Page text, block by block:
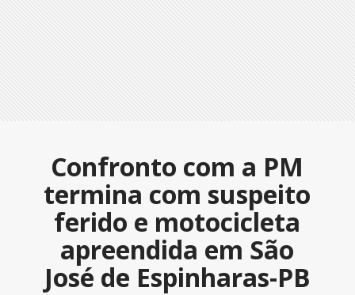
Confronto com a PM
termina com suspeito
ferido e motocicleta
apreendida em São
José de Espinharas-PB